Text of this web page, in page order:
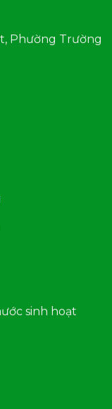
Phường Trường
sinh hoạt